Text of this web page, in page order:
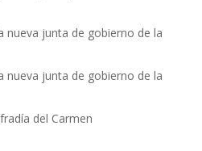
nueva junta de gobierno de la
nueva junta de gobierno de la
del Carmen